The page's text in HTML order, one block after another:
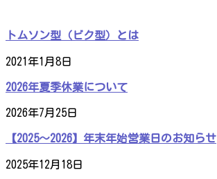
トムソン型（ビク型）とは
2021年1月8日
2026年夏季休業について
2026年7月25日
【2025～2026】年末年始営業日のお知らせ
2025年12月18日